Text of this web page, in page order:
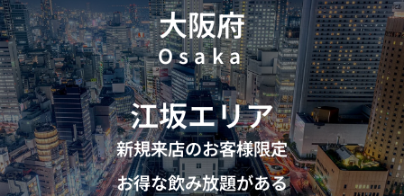
大阪府
Osaka
江坂エリア
新規来店のお客様限定
お得な飲み放題がある